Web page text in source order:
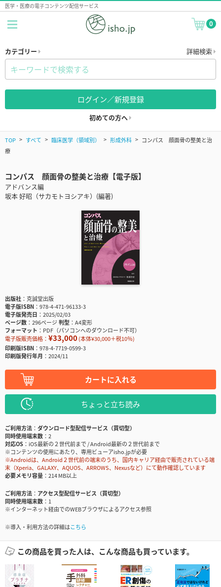
医学・医療の電子コンテンツ配信サービス
0
カテゴリー 詳細検索
ログイン／新規登録
初めての方へ
TOP すべて 臨床医学（領域別） 形成外科
コンパス 顔面骨の整美と治
療
コンパス 顔面骨の整美と治療【電子版】
アドバンス編
坂本 好昭（サカモトヨシアキ）(編著)
出版社
克誠堂出版
電子版ISBN
978-4-471-96133-3
電子版発売日
2025/02/03
ページ数
296ページ判型
A4変形
フォーマット
PDF（パソコンへのダウンロード不可）
電子版販売価格： ¥33,000(本体¥30,000＋税10％)
印刷版ISBN
978-4-7719-0599-3
印刷版発行年月
2024/11
カートに入れる
ちょっと立ち読み
ご利用方法
ダウンロード型配信サービス（買切型）
同時使用端末数
2
対応OS
iOS最新の２世代前まで / Android最新の２世代前まで
※コンテンツの使用にあたり、専用ビューアisho.jpが必要
※Androidは、Android２世代前の端末のうち、国内キャリア経由で販売されている端
末（Xperia、GALAXY、AQUOS、ARROWS、Nexusなど）にて動作確認しています
必要メモリ容量
214 MB以上
ご利用方法
アクセス型配信サービス（買切型）
同時使用端末数
1
※インターネット経由でのWEBブラウザによるアクセス参照
※導入・利用方法の詳細はこちら
この商品を買った人は、こんな商品も買っています。